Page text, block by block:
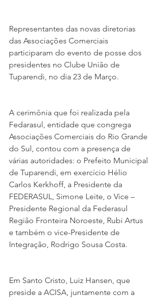
Representantes das novas diretorias
das Associações Comerciais
participaram do evento de posse dos
presidentes no Clube União de
Tuparendi, no dia 23 de Março.
A cerimônia que foi realizada pela
Fedarasul, entidade que congrega
Associações Comerciais do Rio Grande
do Sul, contou com a presença de
várias autoridades: o Prefeito Municipal
de Tuparendi, em exercício Hélio
Carlos Kerkhoff, a Presidente da
FEDERASUL, Simone Leite, o Vice –
Presidente Regional da Federasul
Região Fronteira Noroeste, Rubi Artus
e também o vice-Presidente de
Integração, Rodrigo Sousa Costa.
Em Santo Cristo, Luiz Hansen, que
preside a ACISA, juntamente com a